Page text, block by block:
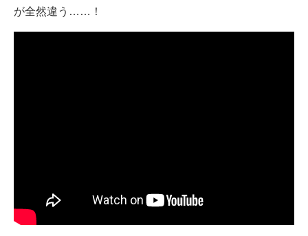
進化するPCとデバイスの未来
マーケ×ITの今がよく分かる
ITエンジニア向け専門サイト
が全然違う……！